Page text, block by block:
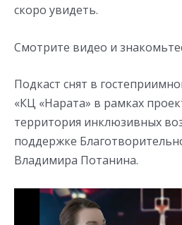
скоро увидеть.
Смотрите видео и
Подкаст снят в
«КЦ «Нарата» в рамках
территория инклюзивных
поддержке
Владимира Потанина.